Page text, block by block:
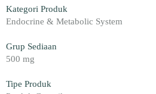
Kategori Produk
Endocrine & Metabolic System
Grup Sediaan
500 mg
Tipe Produk